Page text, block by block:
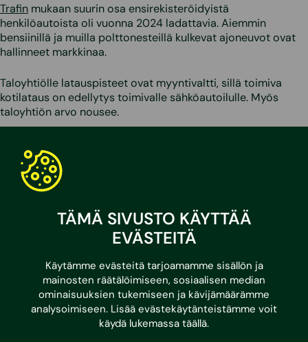
TÄMÄ SIVUSTO KÄYTTÄÄ
EVÄSTEITÄ
Käytämme evästeitä tarjoamamme sisällön ja
mainosten räätälöimiseen, sosiaalisen median
ominaisuuksien tukemiseen ja kävijämäärämme
analysoimiseen. Lisää evästekäytänteistämme voit
käydä lukemassa täällä.
Trafin mukaan suurin osa ensirekisteröidyistä
henkilöautoista oli vuonna 2024 ladattavia. Aiemmin
bensiinillä ja muilla polttonesteillä kulkevat ajoneuvot ovat
hallinneet markkinaa.
Taloyhtiölle latauspisteet ovat myyntivaltti, sillä toimiva
kotilataus on edellytys toimivalle sähköautoilulle. Myös
taloyhtiön arvo nousee.
imagotekijä. Ne tuovat positiivista mainetta niin kaupan
asiakkaiden kuin
Liittyvät palvelut
Sähköautojen latauspaikkojen tarvekartoitus
Kirjoittaja